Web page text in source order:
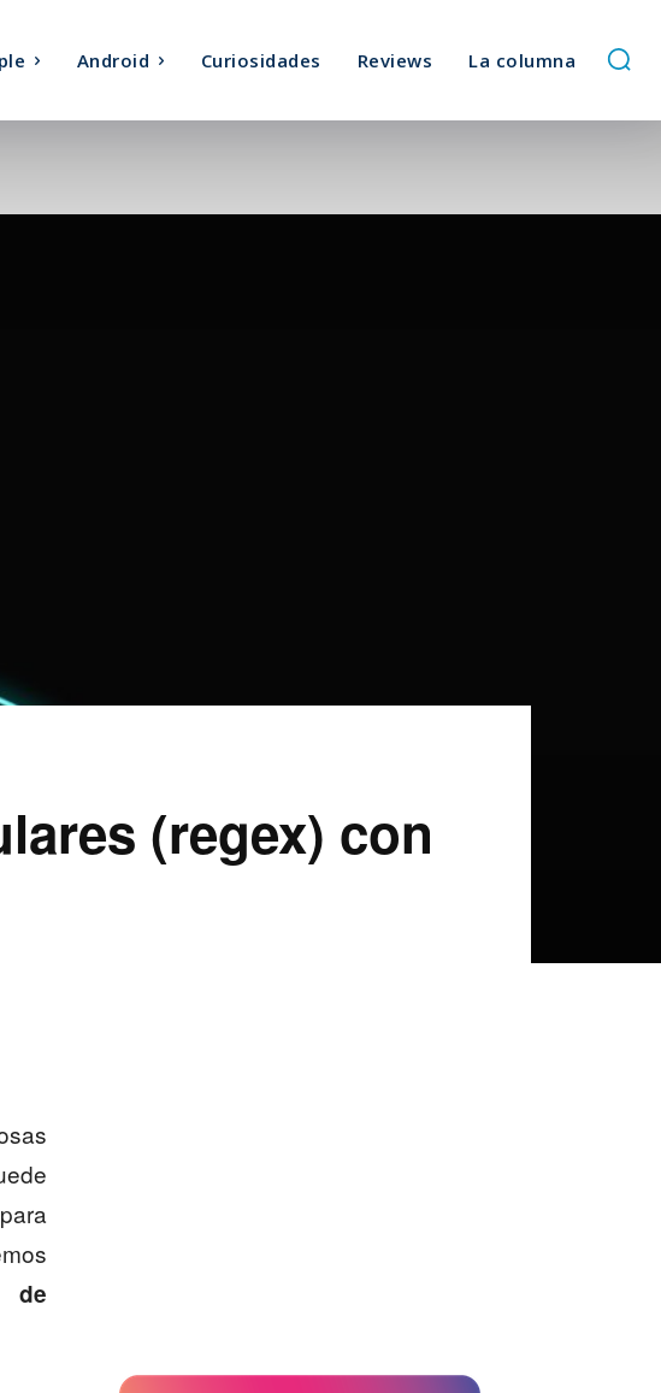
Android Curiosidades Reviews La columna
(regex) con
de